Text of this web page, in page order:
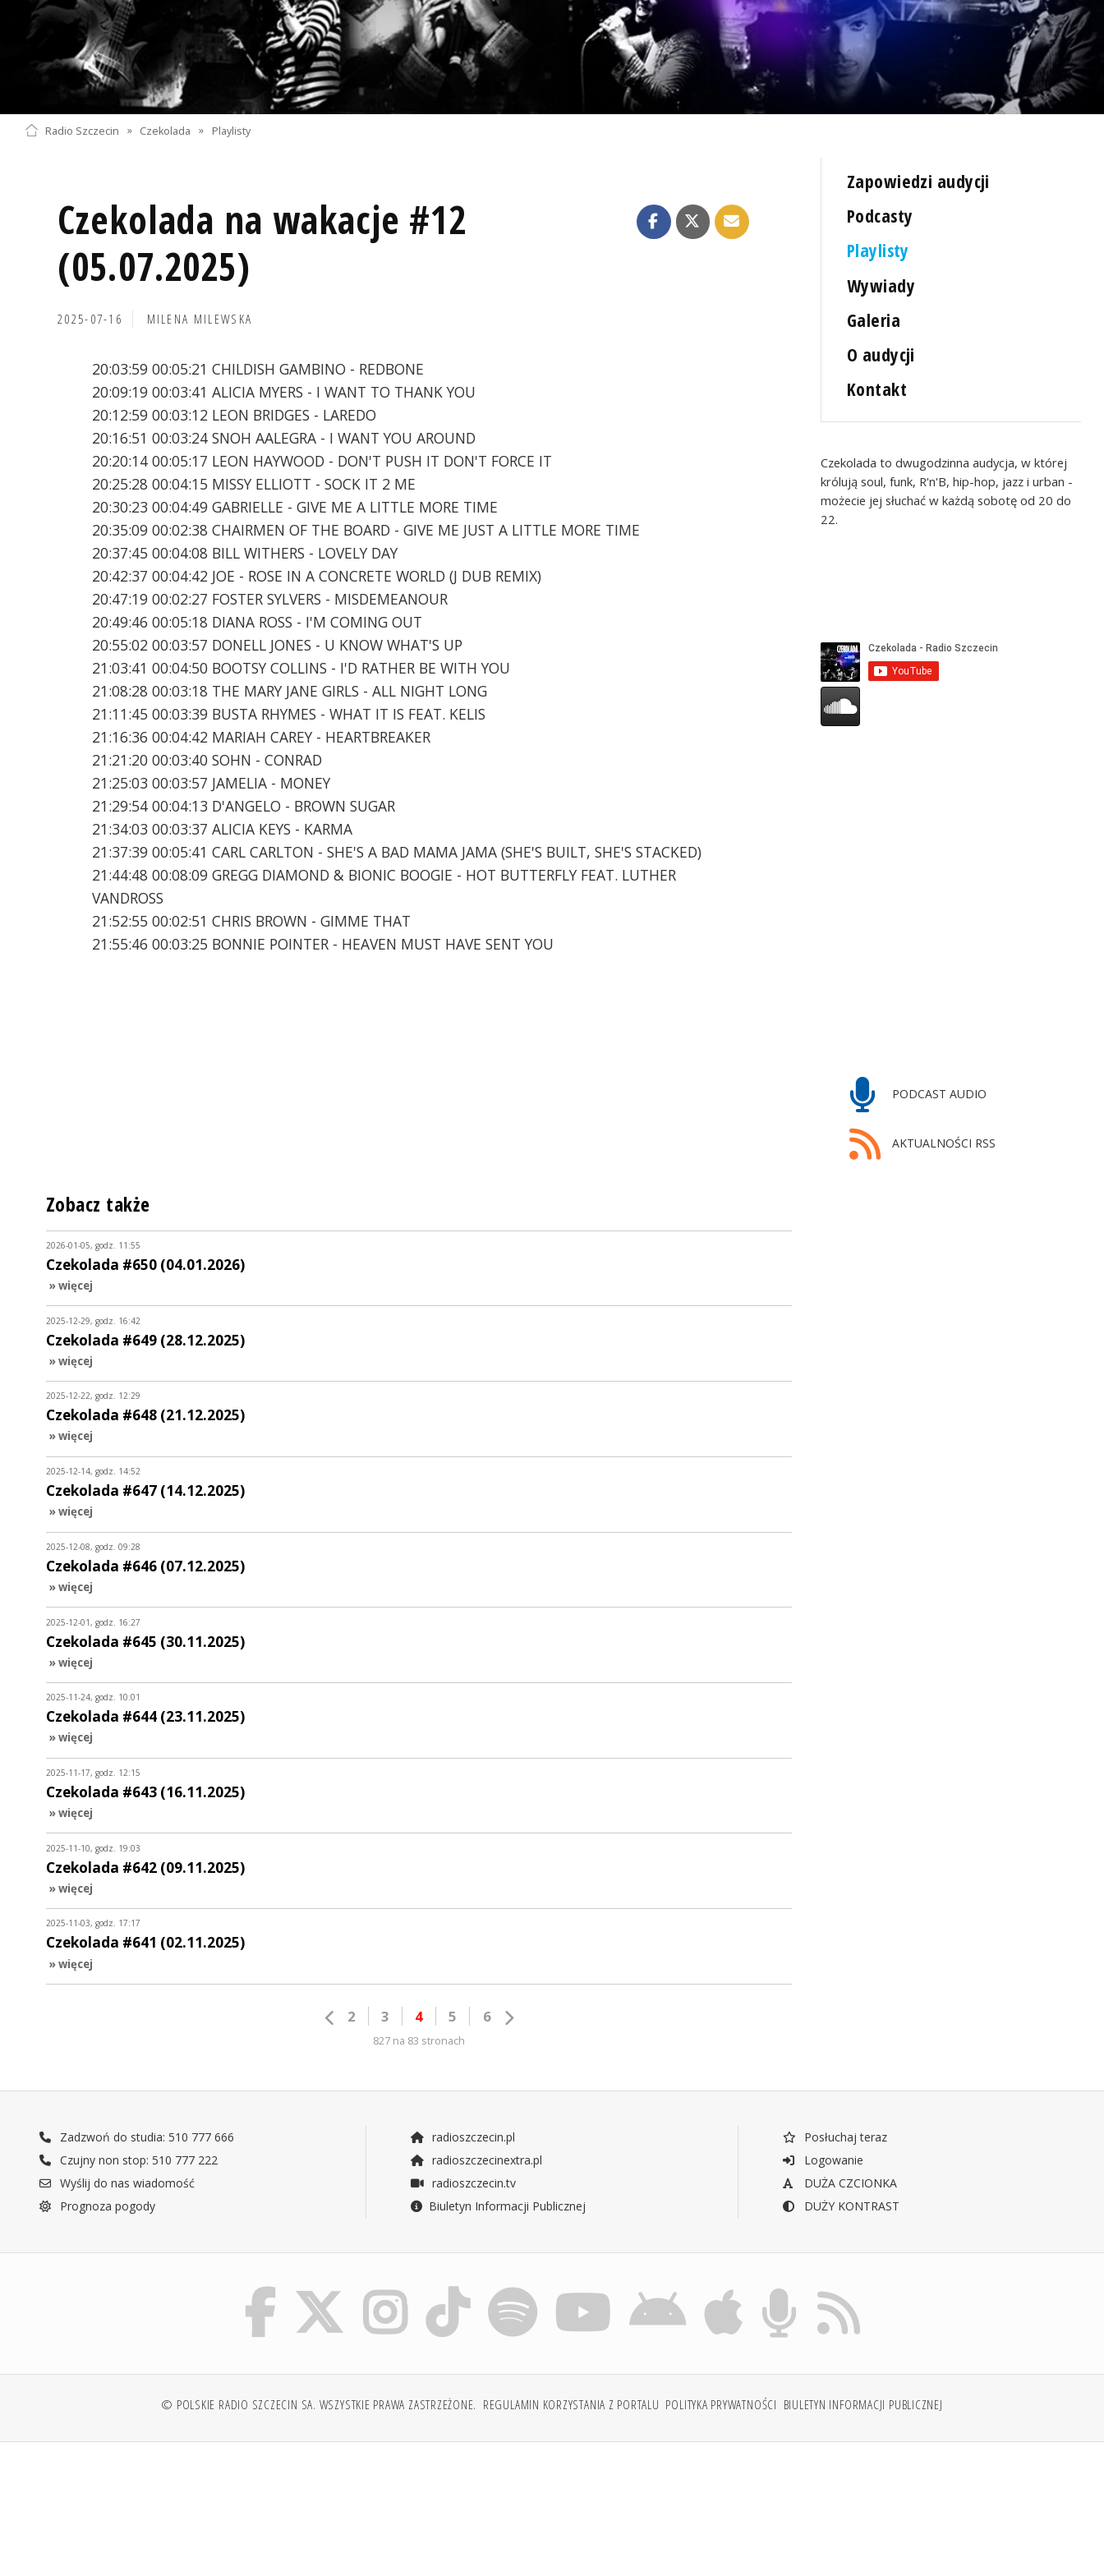
Radio Szczecin » Czekolada » Playlisty
Czekolada na wakacje #12
(05.07.2025)
2025-07-16 MILENA MILEWSKA
20:03:59 00:05:21 CHILDISH GAMBINO - REDBONE
20:09:19 00:03:41 ALICIA MYERS - I WANT TO THANK YOU
20:12:59 00:03:12 LEON BRIDGES - LAREDO
20:16:51 00:03:24 SNOH AALEGRA - I WANT YOU AROUND
20:20:14 00:05:17 LEON HAYWOOD - DON'T PUSH IT DON'T FORCE IT
20:25:28 00:04:15 MISSY ELLIOTT - SOCK IT 2 ME
20:30:23 00:04:49 GABRIELLE - GIVE ME A LITTLE MORE TIME
20:35:09 00:02:38 CHAIRMEN OF THE BOARD - GIVE ME JUST A LITTLE MORE TIME
20:37:45 00:04:08 BILL WITHERS - LOVELY DAY
20:42:37 00:04:42 JOE - ROSE IN A CONCRETE WORLD (J DUB REMIX)
20:47:19 00:02:27 FOSTER SYLVERS - MISDEMEANOUR
20:49:46 00:05:18 DIANA ROSS - I'M COMING OUT
20:55:02 00:03:57 DONELL JONES - U KNOW WHAT'S UP
21:03:41 00:04:50 BOOTSY COLLINS - I'D RATHER BE WITH YOU
21:08:28 00:03:18 THE MARY JANE GIRLS - ALL NIGHT LONG
21:11:45 00:03:39 BUSTA RHYMES - WHAT IT IS FEAT. KELIS
21:16:36 00:04:42 MARIAH CAREY - HEARTBREAKER
21:21:20 00:03:40 SOHN - CONRAD
21:25:03 00:03:57 JAMELIA - MONEY
21:29:54 00:04:13 D'ANGELO - BROWN SUGAR
21:34:03 00:03:37 ALICIA KEYS - KARMA
21:37:39 00:05:41 CARL CARLTON - SHE'S A BAD MAMA JAMA (SHE'S BUILT, SHE'S STACKED)
21:44:48 00:08:09 GREGG DIAMOND & BIONIC BOOGIE - HOT BUTTERFLY FEAT. LUTHER
VANDROSS
21:52:55 00:02:51 CHRIS BROWN - GIMME THAT
21:55:46 00:03:25 BONNIE POINTER - HEAVEN MUST HAVE SENT YOU
Zapowiedzi audycji
Podcasty
Playlisty
Wywiady
Galeria
O audycji
Kontakt
Czekolada to dwugodzinna audycja, w której
królują soul, funk, R'n'B, hip-hop, jazz i urban -
możecie jej słuchać w każdą sobotę od 20 do
22.
PODCAST AUDIO
AKTUALNOŚCI RSS
Zobacz także
2026-01-05, godz. 11:55
Czekolada #650 (04.01.2026)
» więcej
2025-12-29, godz. 16:42
Czekolada #649 (28.12.2025)
» więcej
2025-12-22, godz. 12:29
Czekolada #648 (21.12.2025)
» więcej
2025-12-14, godz. 14:52
Czekolada #647 (14.12.2025)
» więcej
2025-12-08, godz. 09:28
Czekolada #646 (07.12.2025)
» więcej
2025-12-01, godz. 16:27
Czekolada #645 (30.11.2025)
» więcej
2025-11-24, godz. 10:01
Czekolada #644 (23.11.2025)
» więcej
2025-11-17, godz. 12:15
Czekolada #643 (16.11.2025)
» więcej
2025-11-10, godz. 19:03
Czekolada #642 (09.11.2025)
» więcej
2025-11-03, godz. 17:17
Czekolada #641 (02.11.2025)
» więcej
2 3 4 5 6
827 na 83 stronach
Zadzwoń do studia: 510 777 666
Czujny non stop: 510 777 222
Wyślij do nas wiadomość
Prognoza pogody
radioszczecin.pl
radioszczecinextra.pl
radioszczecin.tv
Biuletyn Informacji Publicznej
Posłuchaj teraz
Logowanie
DUŻA CZCIONKA
DUŻY KONTRAST
© POLSKIE RADIO SZCZECIN SA. WSZYSTKIE PRAWA ZASTRZEŻONE. REGULAMIN KORZYSTANIA Z PORTALU POLITYKA PRYWATNOŚCI BIULETYN INFORMACJI PUBLICZNEJ